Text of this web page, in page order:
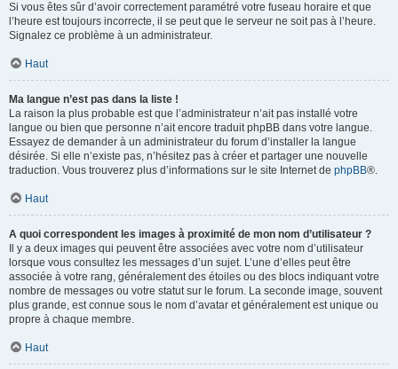
Si vous êtes sûr d’avoir correctement paramétré votre fuseau horaire et que
l’heure est toujours incorrecte, il se peut que le serveur ne soit pas à l’heure.
Signalez ce problème à un administrateur.
Haut
Ma langue n’est pas dans la liste !
La raison la plus probable est que l’administrateur n’ait pas installé votre
langue ou bien que personne n’ait encore traduit phpBB dans votre langue.
Essayez de demander à un administrateur du forum d’installer la langue
désirée. Si elle n’existe pas, n’hésitez pas à créer et partager une nouvelle
traduction. Vous trouverez plus d’informations sur le site Internet de phpBB®.
Haut
A quoi correspondent les images à proximité de mon nom d’utilisateur ?
Il y a deux images qui peuvent être associées avec votre nom d’utilisateur
lorsque vous consultez les messages d’un sujet. L’une d’elles peut être
associée à votre rang, généralement des étoiles ou des blocs indiquant votre
nombre de messages ou votre statut sur le forum. La seconde image, souvent
plus grande, est connue sous le nom d’avatar et généralement est unique ou
propre à chaque membre.
Haut